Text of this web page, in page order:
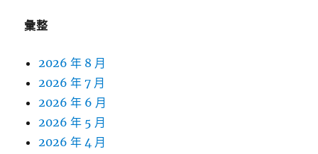
彙整
2026 年 8 月
2026 年 7 月
2026 年 6 月
2026 年 5 月
2026 年 4 月